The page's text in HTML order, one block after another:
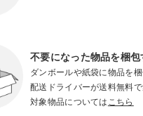
不要になった物品を梱包
ダンボールや紙袋に物品を
配送ドライバーが送料無料
対象物品については こちら